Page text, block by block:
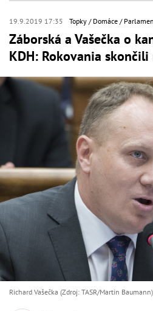
19.9.2019 17:35 Topky Domáce
Záborská a Vašečka o
KDH: Rokovania skončili
Richard Vašečka (Zdroj: TASR/Martin Baumann)